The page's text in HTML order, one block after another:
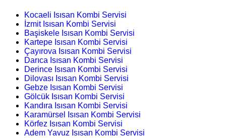
Kocaeli Isısan Kombi Servisi
İzmit Isısan Kombi Servisi
Başiskele Isısan Kombi Servisi
Kartepe Isısan Kombi Servisi
Çayırova Isısan Kombi Servisi
Darıca Isısan Kombi Servisi
Derince Isısan Kombi Servisi
Dilovası Isısan Kombi Servisi
Gebze Isısan Kombi Servisi
Gölcük Isısan Kombi Servisi
Kandıra Isısan Kombi Servisi
Karamürsel Isısan Kombi Servisi
Körfez Isısan Kombi Servisi
Adem Yavuz Isısan Kombi Servisi